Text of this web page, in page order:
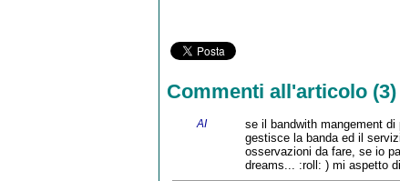
Commenti all'articolo (3)
AI
se il bandwith mangement
gestisce la banda ed il
osservazioni da fare, se io
dreams... :roll: ) mi aspetto